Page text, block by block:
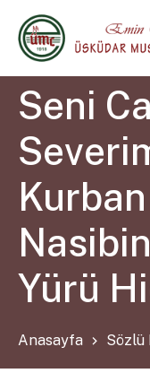
Seni
Yürü
Anasayfa Sözlü